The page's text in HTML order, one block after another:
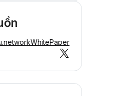
WhitePaper